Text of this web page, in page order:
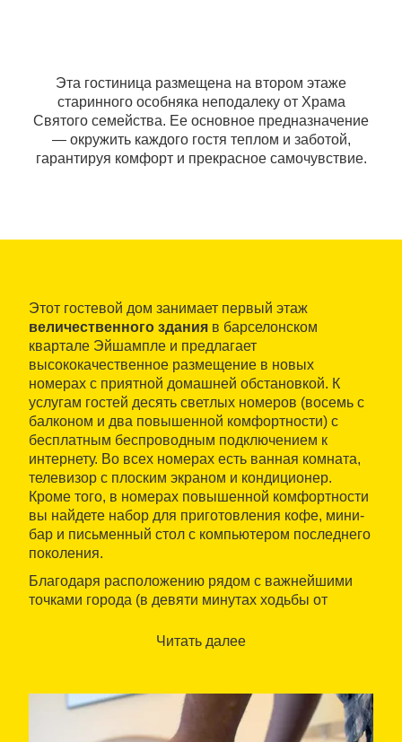
Эта гостиница размещена на втором этаже
старинного особняка неподалеку от Храма
Святого семейства. Ее основное предназначение
— окружить каждого гостя теплом и заботой,
гарантируя комфорт и прекрасное самочувствие.
Этот гостевой дом занимает первый этаж
величественного здания в барселонском
квартале Эйшампле и предлагает
высококачественное размещение в новых
номерах с приятной домашней обстановкой. К
услугам гостей десять светлых номеров (восемь с
балконом и два повышенной комфортности) с
бесплатным беспроводным подключением к
интернету. Во всех номерах есть ванная комната,
телевизор с плоским экраном и кондиционер.
Кроме того, в номерах повышенной комфортности
вы найдете набор для приготовления кофе, мини-
бар и письменный стол с компьютером последнего
поколения.
Благодаря расположению рядом с важнейшими
точками города (в девяти минутах ходьбы от
Святого Семейства и от бульваров Рамблас и в
Барселоной. Здесь вам предоставят всю
необходимую туристическую информацию и
помогут с приобретением билетов в музеи, на
Читать далее